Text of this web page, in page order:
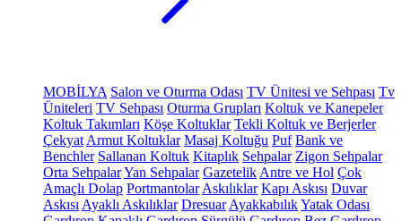
MOBİLYA Salon ve Oturma Odası TV Ünitesi ve Sehpası Tv
Üniteleri TV Sehpası Oturma Grupları Koltuk ve Kanepeler
Koltuk Takımları Köşe Koltuklar Tekli Koltuk ve Berjerler
Çekyat Armut Koltuklar Masaj Koltuğu Puf Bank ve
Benchler Sallanan Koltuk Kitaplık Sehpalar Zigon Sehpalar
Orta SehpalarYan Sehpalar Gazetelik Antre ve Hol Çok
Amaçlı Dolap Portmantolar Askılıklar Kapı Askısı Duvar
Askısı Ayaklı Askılıklar Dresuar AyakkabılıkYatak Odası